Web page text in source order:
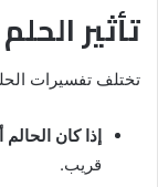
تأثير
تختلف تفسيرات
إذا كان الحالم
قريب.